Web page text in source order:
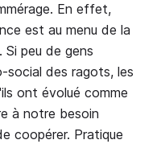
En effet,
est au menu de la
peu de gens
social des ragots, les
ont évolué comme
à notre besoin
coopérer. Pratique